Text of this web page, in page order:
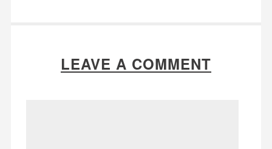
LEAVE A COMMENT